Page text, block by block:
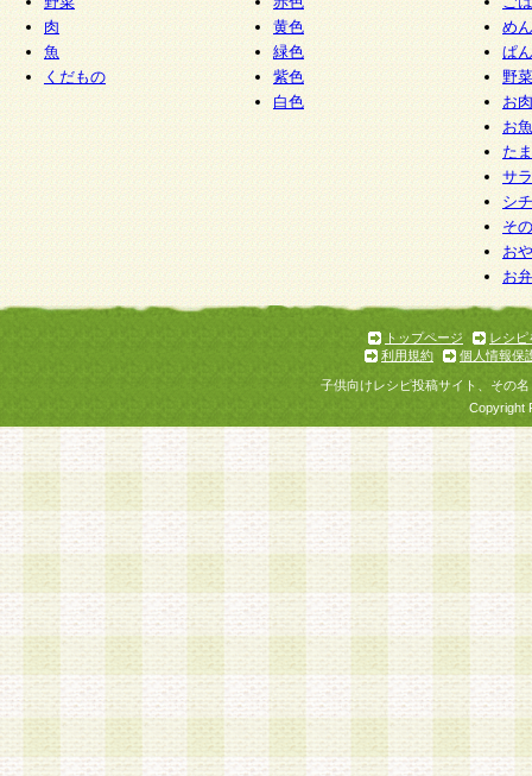
本人からの求めにより、当社が本件により取得
報の利用目的の通知・開示・内容の訂正・追加
停止・消去及び第三者への提供の禁止（以下、
といいます。）に応じます。
開示等に応じる窓口は以下になります。
ぱくすく食堂個人情報お客様相談窓口 paku-
m
個人情報を与えることは任意ですが、個人情報
意をいただけない場合には、当社のサービスの
お問い合わせ・ご相談への対応ができない場合
肉
魚
くだもの
黄色
緑色
紫色
白色
めん
ぱん
野
お
お
た
サ
シ
そ
お
お
トップページ
レシピ
利用規約
個人情報保
子供向けレシピ投稿サイト、その
Copyright